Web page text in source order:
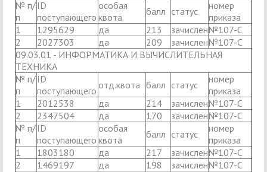
№ п/
п
ID
поступающего
особая
квота
балл статус
номер
приказа
1
1295629 да 213 зачислен№107-С
2
2027303 да 209 зачислен№107-С
09.03.01 - ИНФОРМАТИКА И ВЫЧИСЛИТЕЛЬНАЯ
ТЕХНИКА
№ п/
п
ID
поступающего отд.квота балл статус
номер
приказа
1
2012538 да 214 зачислен№107-С
2
2347504 да 170 зачислен№107-С
№ п/
п
ID
поступающего
особая
квота
балл статус
номер
приказа
1
1803180 да 217 зачислен№107-С
2
1469197 да 198 зачислен№107-С